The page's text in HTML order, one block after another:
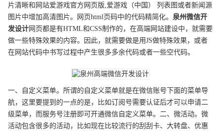
片清晰和网站爱游戏官方网页版,爱游戏（中国） 列表图或者新闻源
图片中增加高清图片。网页html页码中的代码精简化。 泉州微信开
发设计网页都是有HTML和CSS制作的，在高端网站建设中，就需要
做一些特殊效果的内容。因此，就需要做是用JS做特殊效果，或者
在网站代码中书写过程中产生很多多余代码或者一些空代码。
一、自定义菜单。所谓的自定义菜单就是在微信账号下面的菜单导
航，这里要提到的一点的是，比如订阅号需要认证后才可以申请二
级菜单，而服务号注册即可开通微信自定义菜单。二、微活动。微
活动包含很多的活动，比如现在比较流行的刮刮卡、大转盘、优惠